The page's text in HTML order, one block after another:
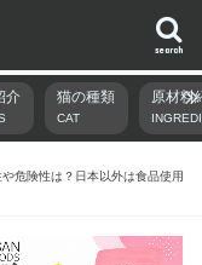
search
介 猫の種類
CAT
原材料
危険性は？日本以外は食品使用